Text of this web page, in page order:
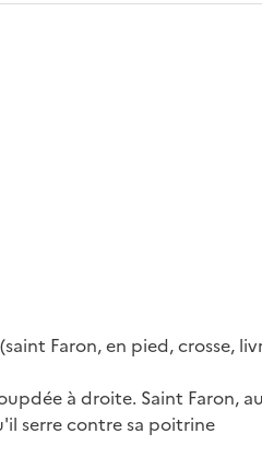
Faron, en pied, crosse,
à droite. Saint Faron,
serre contre sa poitrine